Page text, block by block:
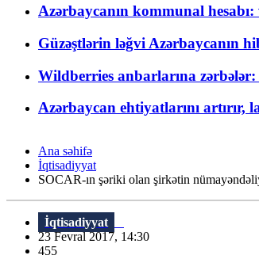
Azərbaycanın kommunal
Güzəştlərin ləğvi Azərbaycanın
Wildberries anbarlarına
Azərbaycan ehtiyatlarını artırır,
Ana səhifə
İqtisadiyyat
SOCAR-ın şəriki olan şirkətin
İqtisadiyyat
23 Fevral 2017, 14:30
455